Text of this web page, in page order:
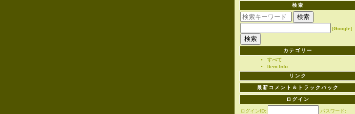
検索
[Google]
カテゴリー
すべて
Item Info
リンク
最新コメント＆トラックバック
ログイン
ログインID:
パスワード: